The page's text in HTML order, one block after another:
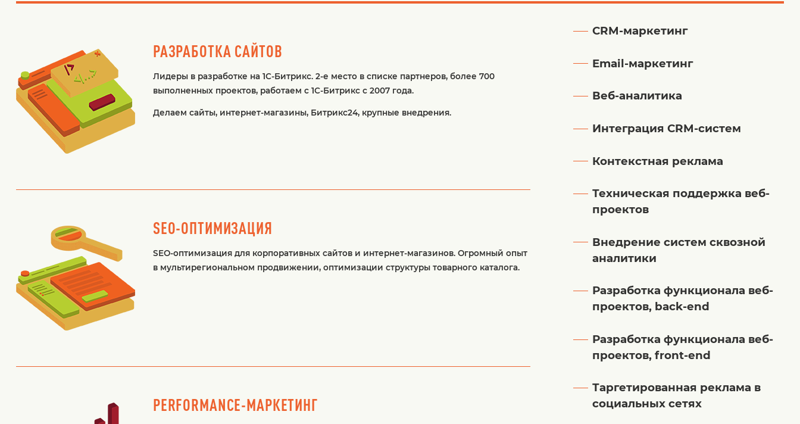
РАЗРАБОТКА САЙТОВ
Лидеры в разработке на 1С-Битрикс. 2-е место в списке партнеров, более 700
выполненных проектов, работаем с 1С-Битрикс с 2007 года.
Делаем сайты, интернет-магазины, Битрикс24, крупные внедрения.
SEO-ОПТИМИЗАЦИЯ
SEO-оптимизация для корпоративных сайтов и интернет-магазинов. Огромный опыт
в мультирегиональном продвижении, оптимизации структуры товарного каталога.
PERFORMANCE-МАРКЕТИНГ
CRM-маркетинг
Email-маркетинг
Веб-аналитика
Интеграция CRM-систем
Контекстная реклама
Техническая поддержка веб-
проектов
Внедрение систем сквозной
аналитики
Разработка функционала веб-
проектов, back-end
Разработка функционала веб-
проектов, front-end
Таргетированная реклама в
социальных сетях